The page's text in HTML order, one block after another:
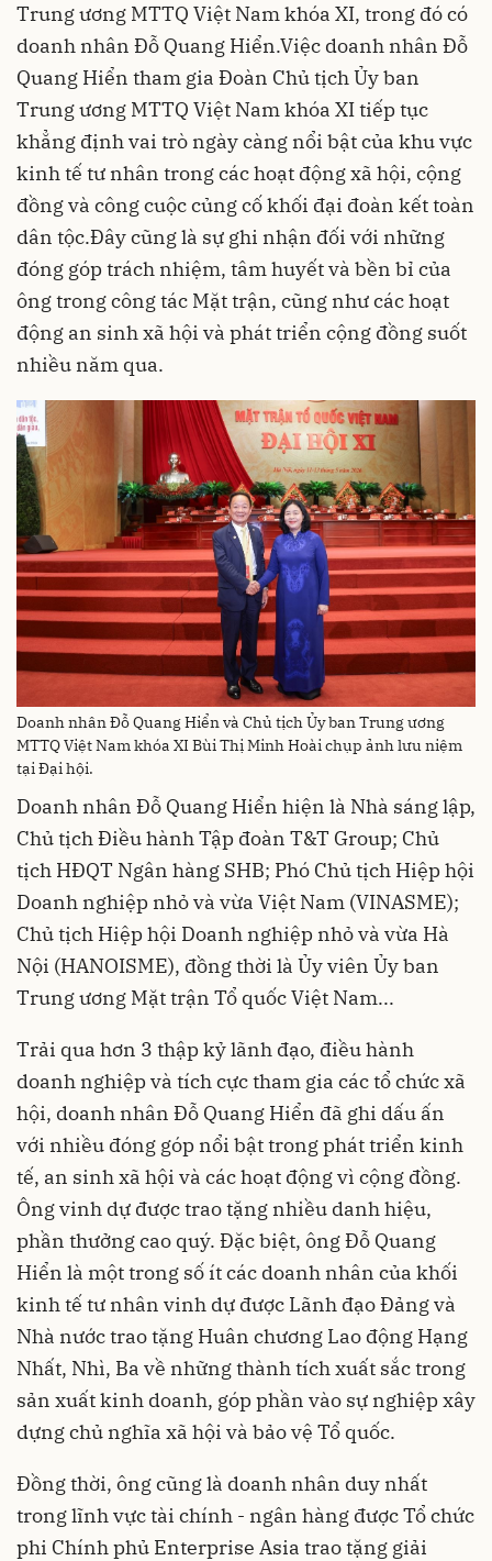
Trung ương MTTQ Việt Nam khóa XI, trong đó có
doanh nhân Đỗ Quang Hiển.Việc doanh nhân Đỗ
Quang Hiển tham gia Đoàn Chủ tịch Ủy ban
Trung ương MTTQ Việt Nam khóa XI tiếp tục
khẳng định vai trò ngày càng nổi bật của khu vực
kinh tế tư nhân trong các hoạt động xã hội, cộng
đồng và công cuộc củng cố khối đại đoàn kết toàn
dân tộc.Đây cũng là sự ghi nhận đối với những
đóng góp trách nhiệm, tâm huyết và bền bỉ của
ông trong công tác Mặt trận, cũng như các hoạt
động an sinh xã hội và phát triển cộng đồng suốt
nhiều năm qua.
Doanh nhân Đỗ Quang Hiển và Chủ tịch Ủy ban Trung ương
MTTQ Việt Nam khóa XI Bùi Thị Minh Hoài chụp ảnh lưu niệm
tại Đại hội.
Doanh nhân Đỗ Quang Hiển hiện là Nhà sáng lập,
Chủ tịch Điều hành Tập đoàn T&T Group; Chủ
tịch HĐQT Ngân hàng SHB; Phó Chủ tịch Hiệp hội
Doanh nghiệp nhỏ và vừa Việt Nam (VINASME);
Chủ tịch Hiệp hội Doanh nghiệp nhỏ và vừa Hà
Nội (HANOISME), đồng thời là Ủy viên Ủy ban
Trung ương Mặt trận Tổ quốc Việt Nam...
Trải qua hơn 3 thập kỷ lãnh đạo, điều hành
doanh nghiệp và tích cực tham gia các tổ chức xã
hội, doanh nhân Đỗ Quang Hiển đã ghi dấu ấn
với nhiều đóng góp nổi bật trong phát triển kinh
tế, an sinh xã hội và các hoạt động vì cộng đồng.
Ông vinh dự được trao tặng nhiều danh hiệu,
phần thưởng cao quý. Đặc biệt, ông Đỗ Quang
Hiển là một trong số ít các doanh nhân của khối
kinh tế tư nhân vinh dự được Lãnh đạo Đảng và
Nhà nước trao tặng Huân chương Lao động Hạng
Nhất, Nhì, Ba về những thành tích xuất sắc trong
sản xuất kinh doanh, góp phần vào sự nghiệp xây
dựng chủ nghĩa xã hội và bảo vệ Tổ quốc.
Đồng thời, ông cũng là doanh nhân duy nhất
trong lĩnh vực tài chính - ngân hàng được Tổ chức
phi Chính phủ Enterprise Asia trao tặng giải